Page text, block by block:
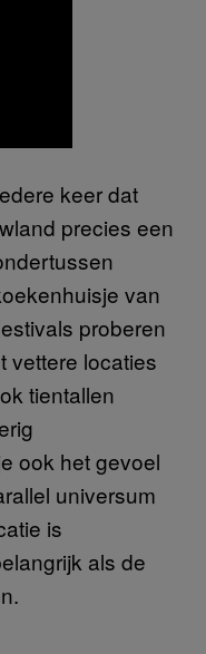
keer dat
precies een
van
proberen
vettere locaties
tientallen
ook het gevoel
universum
is
als de